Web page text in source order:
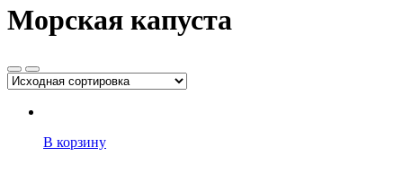
Морская капуста
В корзину